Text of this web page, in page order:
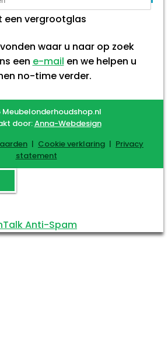
waar u naar op zoek
een e-mail en we helpen u
no-time verder.
Meubelonderhoudshop.nl
door:Anna-Webdesign
| Cookie verklaring | Privacy
statement
Anti-Spam